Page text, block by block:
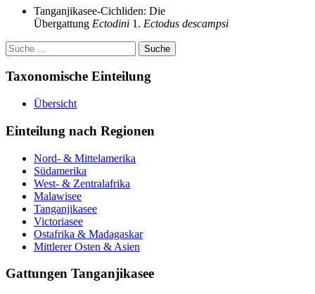
Tanganjikasee-Cichliden: Die
Übergattung Ectodini 1. Ectodus descampsi
Suche
nach:
Taxonomische Einteilung
Übersicht
Einteilung nach Regionen
Nord- & Mittelamerika
Südamerika
West- & Zentralafrika
Malawisee
Tanganjikasee
Victoriasee
Ostafrika & Madagaskar
Mittlerer Osten & Asien
Gattungen Tanganjikasee